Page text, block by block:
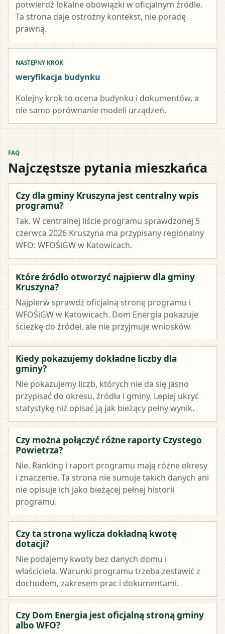
potwierdź lokalne obowiązki w oficjalnym źródle.
Ta strona daje ostrożny kontekst, nie poradę
prawną.
NASTĘPNY KROK
weryfikacja budynku
Kolejny krok to ocena budynku i dokumentów, a
nie samo porównanie modeli urządzeń.
FAQ
Najczęstsze pytania mieszkańca
Czy dla gminy Kruszyna jest centralny wpis
programu?
Tak. W centralnej liście programu sprawdzonej 5
czerwca 2026 Kruszyna ma przypisany regionalny
WFO: WFOŚiGW w Katowicach.
Które źródło otworzyć najpierw dla gminy
Kruszyna?
Najpierw sprawdź oficjalną stronę programu i
WFOŚiGW w Katowicach. Dom Energia pokazuje
ścieżkę do źródeł, ale nie przyjmuje wniosków.
Kiedy pokazujemy dokładne liczby dla
gminy?
Nie pokazujemy liczb, których nie da się jasno
przypisać do okresu, źródła i gminy. Lepiej ukryć
statystykę niż opisać ją jak bieżący pełny wynik.
Czy można połączyć różne raporty Czystego
Powietrza?
Nie. Ranking i raport programu mają różne okresy
i znaczenie. Ta strona nie sumuje takich danych ani
nie opisuje ich jako bieżącej pełnej historii
programu.
Czy ta strona wylicza dokładną kwotę
dotacji?
Nie podajemy kwoty bez danych domu i
właściciela. Warunki programu trzeba zestawić z
dochodem, zakresem prac i dokumentami.
Czy Dom Energia jest oficjalną stroną gminy
albo WFO?